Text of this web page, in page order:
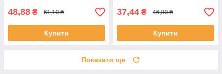
48,88 ₴ 61,10 ₴
Купити
37,44 ₴ 46,80 ₴
Купити
Показати ще